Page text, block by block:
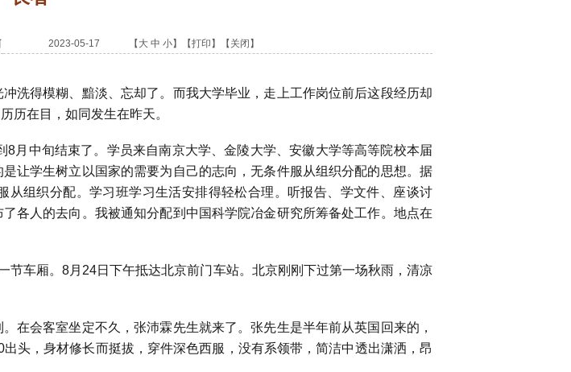
2023-05-17 【 大 中 小】【打印 】【 关闭 】
得模糊、黯淡、忘却了。而我大学毕业，走上工作岗位前后这段经历却
历在目，如同发生在昨天。
8月中旬结束了。学员来自南京大学、金陵大学、安徽大学等高等院校本届
让学生树立以国家的需要为自己的志向，无条件服从组织分配的思想。据
组织分配。学习班学习生活安排得轻松合理。听报告、学文件、座谈讨
各人的去向。我被通知分配到中国科学院冶金研究所筹备处工作。地点在
节车厢。8月 24日下午抵达北京前门车站。北京刚刚下过第一场秋雨，清凉
会客室坐定不久，张沛霖先生就来了。张先生是半年前从英国回来的，
出头，身材修长而挺拔，穿件深色西服，没有系领带，简洁中透出潇洒，昂